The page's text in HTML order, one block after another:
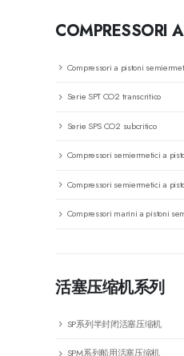
COMPRESSORI
Compressori a pistoni
Serie SPT CO2 transcritico
Serie SPS CO2 subcritico
Compressori semiermetici a
Compressori semiermetici a
Compressori marini a pistoni
活塞压缩机系列
SP系列半封闭活塞压缩机
SPM系列船用活塞压缩机